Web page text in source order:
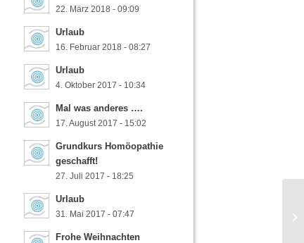
22. März 2018 - 09:09
Urlaub
16. Februar 2018 - 08:27
Urlaub
4. Oktober 2017 - 10:34
Mal was anderes ….
17. August 2017 - 15:02
Grundkurs Homöopathie
geschafft!
27. Juli 2017 - 18:25
Urlaub
31. Mai 2017 - 07:47
Frohe Weihnachten